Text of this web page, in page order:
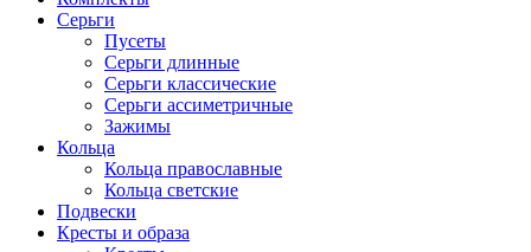
Серьги
Пусеты
Серьги длинные
Серьги классические
Серьги ассиметричные
Зажимы
Кольца
Кольца православные
Кольца светские
Подвески
Кресты и образа